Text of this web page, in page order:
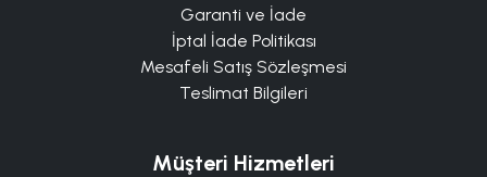
Garanti ve İade
İptal İade Politikası
Mesafeli Satış Sözleşmesi
Teslimat Bilgileri
Müşteri Hizmetleri